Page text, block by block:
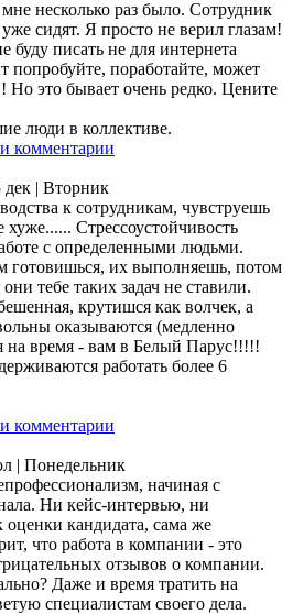
несколько раз было. Сотрудник
сидят. Я просто не верил глазам!
писать не для интернета
попробуйте, поработайте, может
Но это бывает очень редко. Цените
люди в коллективе.
комментарии
дек | Вторник
к сотрудникам, чувструешь
Стрессоустойчивость
с определенными людьми.
готовишься, их выполняешь, потом
тебе таких задач не ставили.
крутишся как волчек, а
оказываются (медленно
на время - вам в Белый Парус!!!!!
работать более 6
комментарии
| Понедельник
начиная с
Ни кейс-интервью, ни
кандидата, сама же
что работа в компании - это
отзывов о компании.
Даже и время тратить на
специалистам своего дела.